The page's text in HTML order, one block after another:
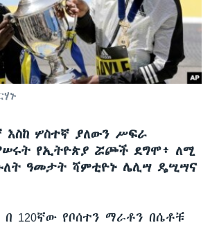
እስከ ሦስተኛ ያለውን ሥፍራ
የኢትዮጵያ ሯጮች ደግሞ፥ ለሚ
ዓመታት ሻምቲዮኑ ሌሊሣ ዴሢሣና
በ 120ኛው የቦሰተን ማራቶን በሴቶቹ